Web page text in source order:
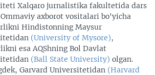
Xalqaro jurnalistika fakultetida dars
Ommaviy axborot vositalari bo'yicha
Hindistonning Maysur
(University of Mysore),
esa AQShning Bol Davlat
(Ball State University) olgan.
Garvard Universitetidan (Harvard